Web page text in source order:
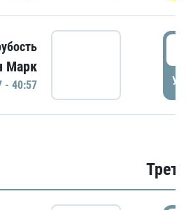
Марк
- 40:57